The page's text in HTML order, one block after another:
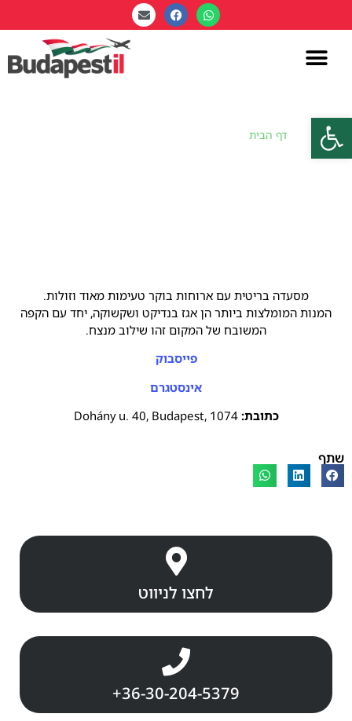
פתח סרגל נגישותדף הבית
מסעדה בריטית עם ארוחות בוקר טעימות מאוד וזולות.
המנות המומלצות ביותר הן אגז בנדיקט ושקשוקה, יחד עם הקפה
המשובח של המקום זהו שילוב מנצח.
פייסבוק
אינסטגרם
כתובת:Dohány u. 40, Budapest, 1074
שתף
לחצו לניווט
+36-30-204-5379